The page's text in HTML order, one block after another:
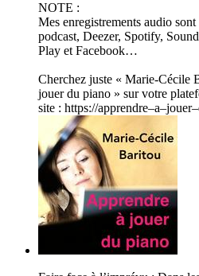
NOTE :
Mes enregistrements audio
podcast, Deezer, Spotify,
Play et Facebook…
Cherchez juste « Marie-Cécile
jouer du piano » sur votre
site : https://